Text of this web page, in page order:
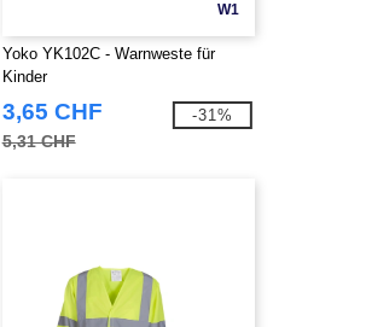
W1
Yoko YK102C - Warnweste für
Kinder
3,65 CHF
5,31 CHF
-31%